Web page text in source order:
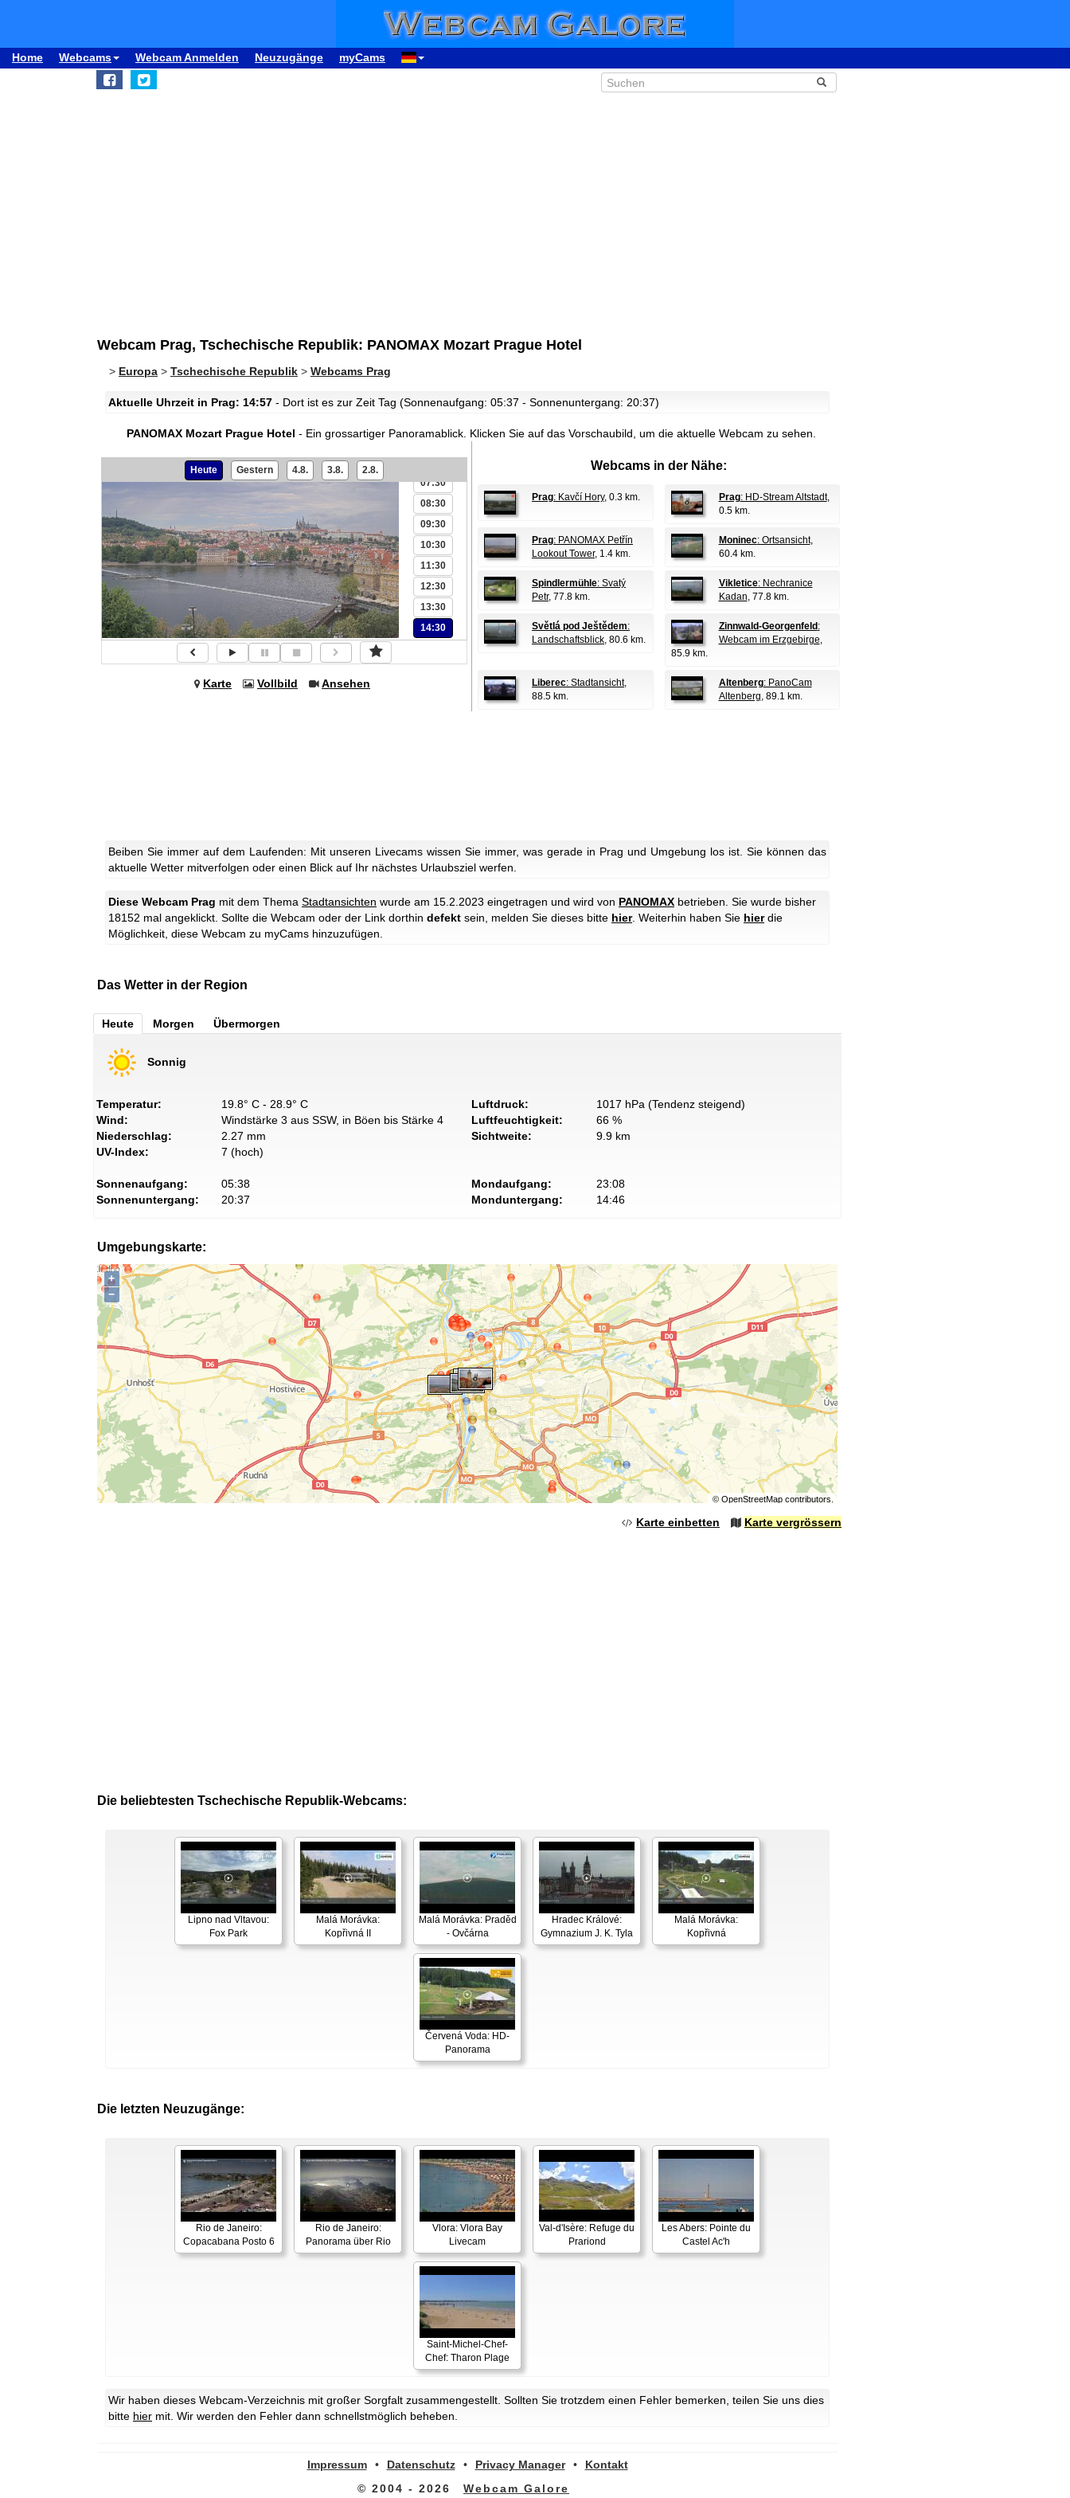
Home Webcams Webcam Anmelden Neuzugänge myCams
Webcam Prag, Tschechische Republik: PANOMAX Mozart Prague Hotel
> Europa > Tschechische Republik > Webcams Prag
Aktuelle Uhrzeit in Prag: 14:57 - Dort ist es zur Zeit Tag (Sonnenaufgang: 05:37 - Sonnenuntergang: 20:37)
PANOMAX Mozart Prague Hotel - Ein grossartiger Panoramablick. Klicken Sie auf das Vorschaubild, um die aktuelle Webcam zu sehen.
Heute Gestern 4.8. 3.8. 2.8.
00:30
03:30
07:30
08:30
09:30
10:30
11:30
12:30
13:30
14:30
Karte Vollbild Ansehen
Webcams in der Nähe:
Prag: Kavčí Hory, 0.3 km. Prag: HD-Stream Altstadt,
0.5 km.
Prag: PANOMAX Petřín
Lookout Tower, 1.4 km.
Moninec: Ortsansicht,
60.4 km.
Spindlermühle: Svatý
Petr, 77.8 km.
Vikletice: Nechranice
Kadan, 77.8 km.
Světlá pod Ještědem:
Landschaftsblick, 80.6 km.
Zinnwald-Georgenfeld :
Webcam im Erzgebirge,
85.9 km.
Liberec: Stadtansicht,
88.5 km.
Altenberg: PanoCam
Altenberg, 89.1 km.
Beiben Sie immer auf dem Laufenden: Mit unseren Livecams wissen Sie immer, was gerade in Prag und Umgebung los ist. Sie können das
aktuelle Wetter mitverfolgen oder einen Blick auf Ihr nächstes Urlaubsziel werfen.
Diese Webcam Prag mit dem Thema Stadtansichten wurde am 15.2.2023 eingetragen und wird von PANOMAX betrieben. Sie wurde bisher
18152 mal angeklickt. Sollte die Webcam oder der Link dorthin defekt sein, melden Sie dieses bitte hier. Weiterhin haben Sie hierdie
Möglichkeit, diese Webcam zu myCams hinzuzufügen.
Das Wetter in der Region
Heute Morgen Übermorgen
Sonnig
Temperatur:
19.8° C - 28.9° C
Wind:
Windstärke 3 aus SSW, in Böen bis Stärke 4
Niederschlag:
2.27 mm
UV-Index:
7 (hoch)
Luftdruck:
1017 hPa (Tendenz steigend)
Luftfeuchtigkeit:
66 %
Sichtweite:
9.9 km
Sonnenaufgang:
05:38
Sonnenuntergang:
20:37
Mondaufgang:
23:08
Monduntergang:
14:46
Umgebungskarte:
+
−
© OpenStreetMapcontributors.
Karte einbetten Karte vergrössern
Die beliebtesten Tschechische Republik-Webcams:
Lipno nad Vltavou:
Fox Park
Malá Morávka:
Kopřivná II
Malá Morávka: Praděd
- Ovčárna
Hradec Králové:
Gymnazium J. K. Tyla
Malá Morávka:
Kopřivná
Červená Voda: HD-
Panorama
Die letzten Neuzugänge:
Rio de Janeiro:
Copacabana Posto 6
Rio de Janeiro:
Panorama über Rio
Vlora: Vlora Bay
Livecam
Val-d'Isère: Refuge du
Prariond
Les Abers: Pointe du
Castel Ac'h
Saint-Michel-Chef-
Chef: Tharon Plage
Wir haben dieses Webcam-Verzeichnis mit großer Sorgfalt zusammengestellt. Sollten Sie trotzdem einen Fehler bemerken, teilen Sie uns dies
bitte hier mit. Wir werden den Fehler dann schnellstmöglich beheben.
Impressum • Datenschutz • Privacy Manager •
Kontakt
© 2004 - 2026
Webcam Galore